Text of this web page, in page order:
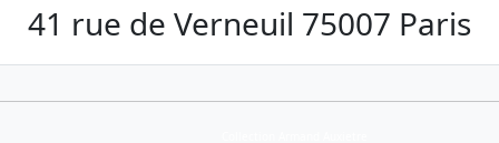
41 rue de Verneuil 75007 Paris